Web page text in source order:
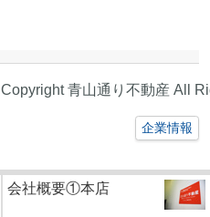
Copyright 青山通り不動産 All
企業情報
会社概要①本店